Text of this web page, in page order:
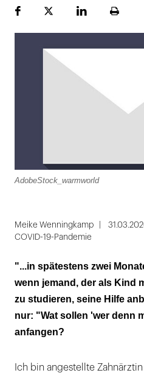
FacebookPlattformLinekdInSeite
AdobeStock_warmworld
Meike Wenningkamp
COVID-19-Pandemie
"...in spätestens zwei
wenn jemand, der als Kind
zu studieren, seine Hilfe
nur: "Wat sollen 'wer denn
anfangen?
Ich bin angestellte